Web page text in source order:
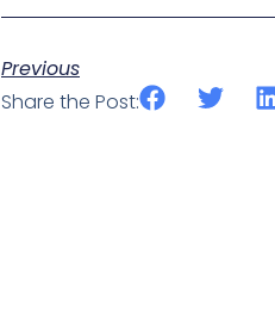
Previous
Share the Post: